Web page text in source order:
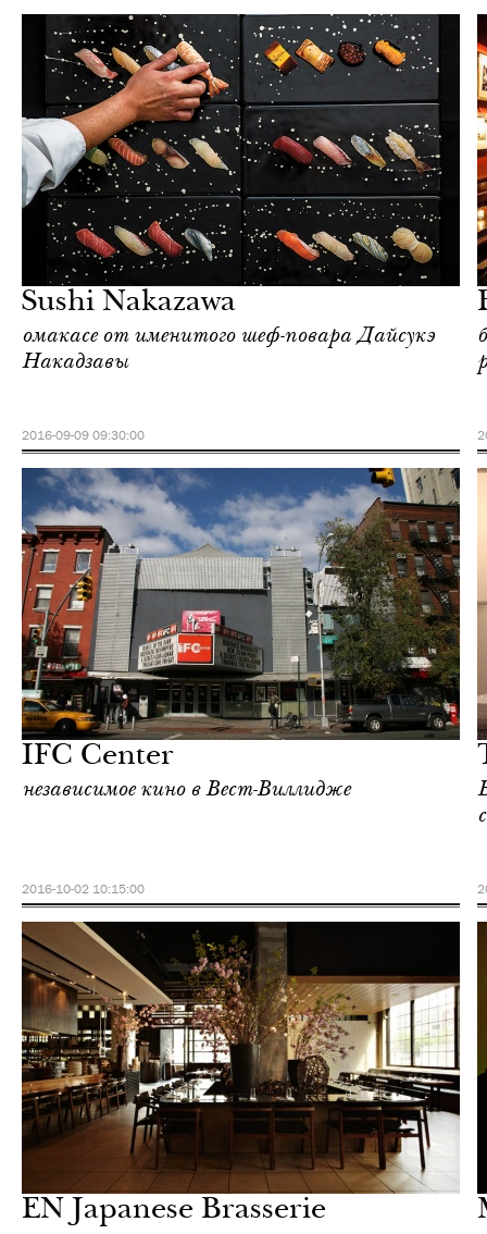
Sushi Nakazawa
омакасе от именитого шеф-повара Дайсукэ
Накадзавы
2016-09-09 09:30:00
жизнь
Йорк
IFC Center
независимое кино в Вест-Виллидже
2016-10-02 10:15:00
Йорк
EN Japanese Brasserie
среда